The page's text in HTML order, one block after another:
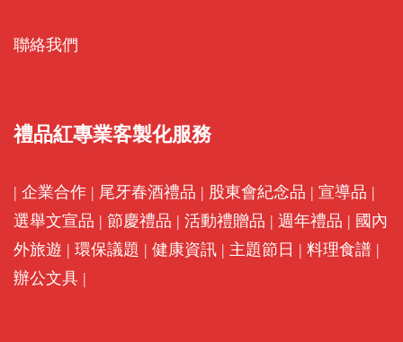
聯絡我們
禮品紅專業客製化服務
| 企業合作 | 尾牙春酒禮品 | 股東會紀念品 | 宣導品 |
選舉文宣品 | 節慶禮品 | 活動禮贈品 | 週年禮品 | 國內
外旅遊 | 環保議題 | 健康資訊 | 主題節日 | 料理食譜 |
辦公文具 |